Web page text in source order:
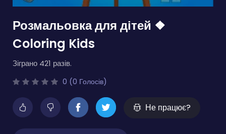
Розмальовка для дітей ❖
Coloring Kids
Зіграно 421 разів.
0 (0 Голосів)
Не працює?